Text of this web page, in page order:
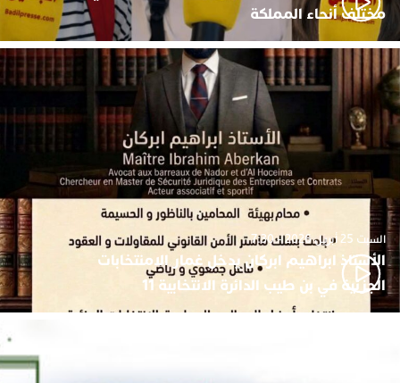
مختلف أنحاء المملكة
السبت 25 أبريل 2026 - 7:30
الأستاذ ابراهيم ابركان يدخل غمار الامنتخابات
الجزئية في بن طيب الدائرة الانتخابية 11